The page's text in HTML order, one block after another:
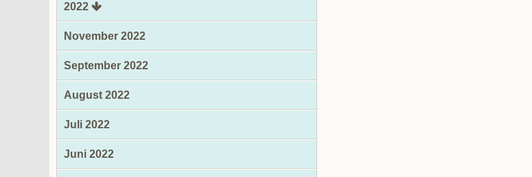
2022
November 2022
September 2022
August 2022
Juli 2022
Juni 2022